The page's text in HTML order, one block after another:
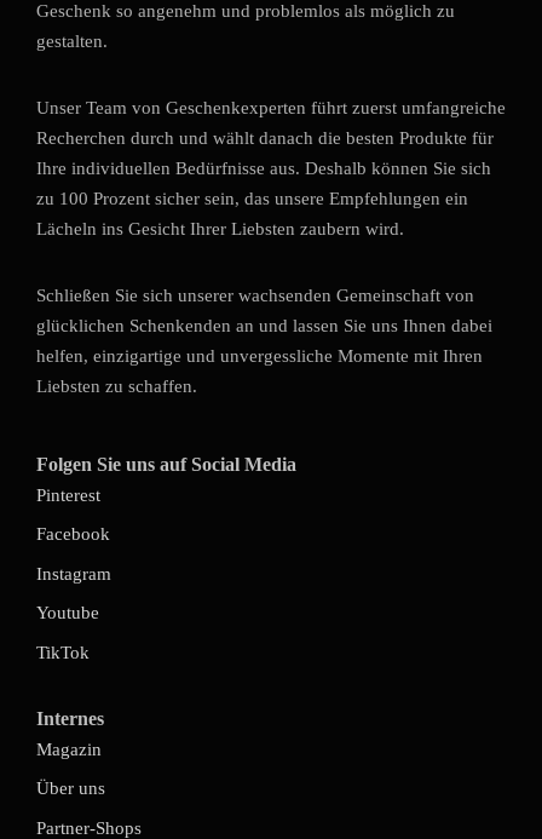
Geschenk so angenehm und problemlos als möglich zu
gestalten.
Unser Team von Geschenkexperten führt zuerst umfangreiche
Recherchen durch und wählt danach die besten Produkte für
Ihre individuellen Bedürfnisse aus. Deshalb können Sie sich
zu 100 Prozent sicher sein, das unsere Empfehlungen ein
Lächeln ins Gesicht Ihrer Liebsten zaubern wird.
Schließen Sie sich unserer wachsenden Gemeinschaft von
glücklichen Schenkenden an und lassen Sie uns Ihnen dabei
helfen, einzigartige und unvergessliche Momente mit Ihren
Liebsten zu schaffen.
Folgen Sie uns auf Social Media
Pinterest
Facebook
Instagram
Youtube
TikTok
Internes
Magazin
Über uns
Partner-Shops